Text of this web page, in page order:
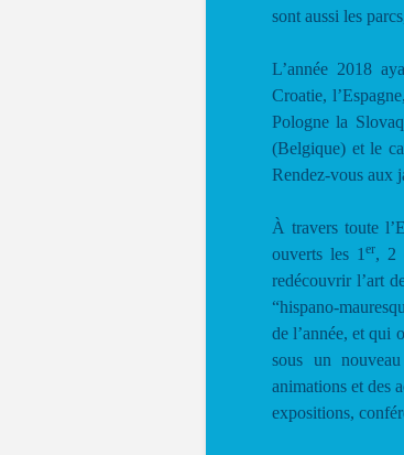
sont aussi les
L’année 2018
Croatie,
Pologne la
(Belgique) et le
Rendez-vous aux
À travers toute
ouverts les 1er, 2
redécouvrir l’art
“hispano-
de l’année, et qui
sous un
animations et des
expositions,